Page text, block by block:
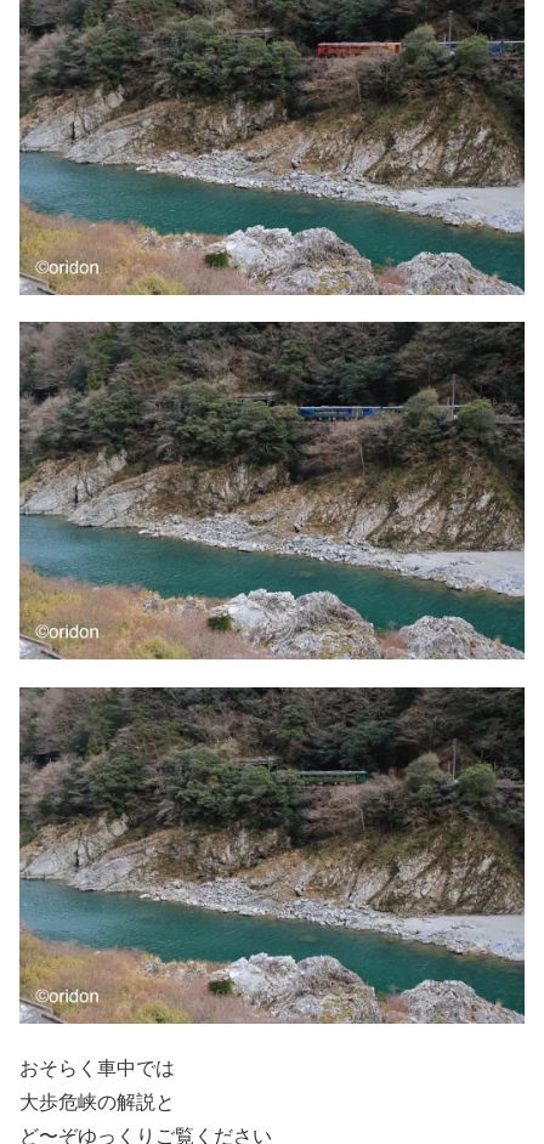
おそらく車中では
大歩危峡の解説と
ど〜ぞゆっくりご覧ください